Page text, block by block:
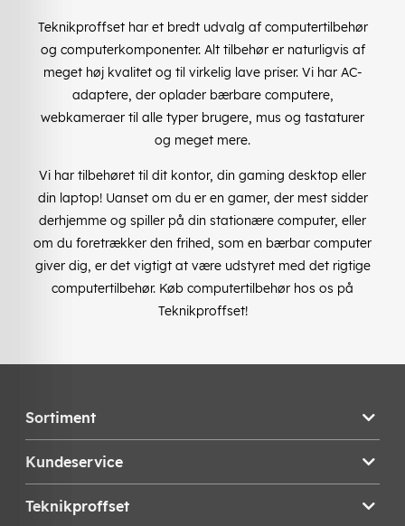
Teknikproffset har et bredt udvalg af computertilbehør
og computerkomponenter. Alt tilbehør er naturligvis af
meget høj kvalitet og til virkelig lave priser. Vi har AC-
adaptere, der oplader bærbare computere,
webkameraer til alle typer brugere, mus og tastaturer
og meget mere.
Vi har tilbehøret til dit kontor, din gaming desktop eller
din laptop! Uanset om du er en gamer, der mest sidder
derhjemme og spiller på din stationære computer, eller
om du foretrækker den frihed, som en bærbar computer
giver dig, er det vigtigt at være udstyret med det rigtige
computertilbehør. Køb computertilbehør hos os på
Teknikproffset!
Sortiment
Kundeservice
Teknikproffset